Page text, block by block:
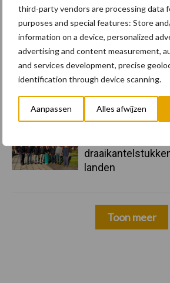
third-party vendors are processing data
purposes and special features: Store
information on a device, personalized
advertising and content measurement,
and services development, precise
identification through device scanning.
Aanpassen Alles afwijzen
17 dec
"Universele
hufterproof"
landen
Toon meer